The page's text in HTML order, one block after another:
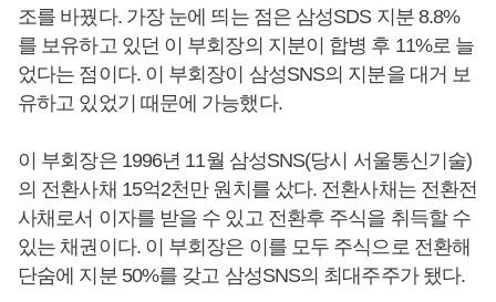
조를 바꿨다. 가장 눈에 띄는 점은 삼성SDS 지분 8.8%
를 보유하고 있던 이 부회장의 지분이 합병 후 11%로 늘
었다는 점이다. 이 부회장이 삼성SNS의 지분을 대거 보
유하고 있었기 때문에 가능했다.
이 부회장은 1996년 11월 삼성SNS(당시 서울통신기술)
의 전환사채 15억2천만 원치를 샀다. 전환사채는 전환전
사채로서 이자를 받을 수 있고 전환후 주식을 취득할 수
있는 채권이다. 이 부회장은 이를 모두 주식으로 전환해
단숨에 지분 50%를 갖고 삼성SNS의 최대주주가 됐다.